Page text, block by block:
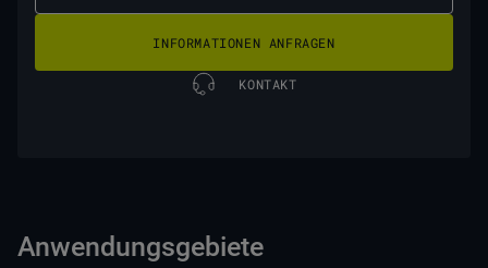
INFORMATIONEN ANFRAGEN
KONTAKT
Anwendungsgebiete